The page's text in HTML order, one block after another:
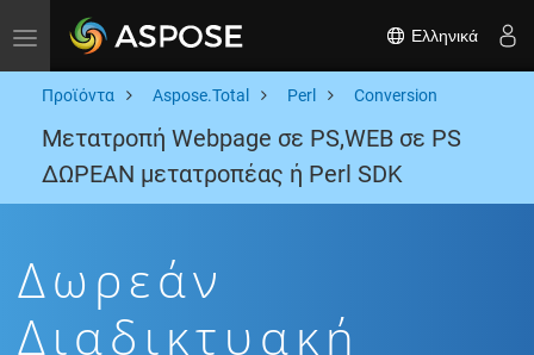
Toggle navigation Ελληνικά
Προϊόντα Aspose.Total Perl Conversion
Μετατροπή Webpage σε PS,WEB σε PS
ΔΩΡΕΑΝ μετατροπέας ή Perl SDK
Δωρεάν
Διαδικτυακή